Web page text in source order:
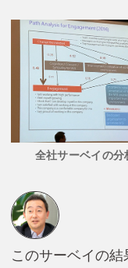
全社サーベイの分
このサーベイの